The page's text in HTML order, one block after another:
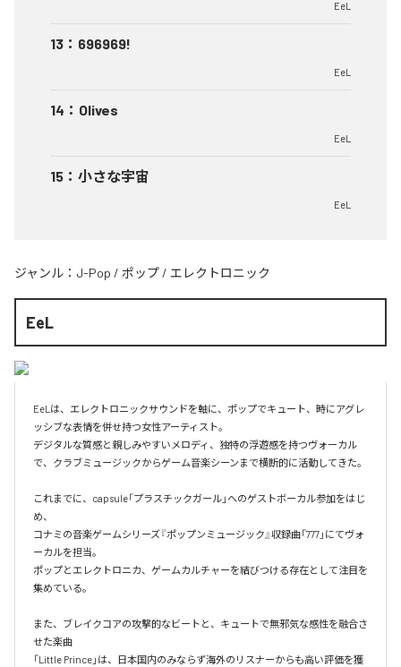
EeL
13 ： 696969!
EeL
14 ： Olives
EeL
15 ： 小さな宇宙
EeL
ジャンル： J-Pop / ポップ / エレクトロニック
EeL
EeLは、エレクトロニックサウンドを軸に、ポップでキュート、時にアグレ
ッシブな表情を併せ持つ女性アーティスト。
デジタルな質感と親しみやすいメロディ、独特の浮遊感を持つヴォーカル
で、クラブミュージックからゲーム音楽シーンまで横断的に活動してきた。
これまでに、capsule「プラスチックガール」へのゲストボーカル参加をはじ
め、
コナミの音楽ゲームシリーズ『ポップンミュージック』収録曲「777」にてヴォ
ーカルを担当。
ポップとエレクトロニカ、ゲームカルチャーを結びつける存在として注目を
集めている。
また、ブレイクコアの攻撃的なビートと、キュートで無邪気な感性を融合さ
せた楽曲
「Little Prince」は、日本国内のみならず海外のリスナーからも高い評価を獲